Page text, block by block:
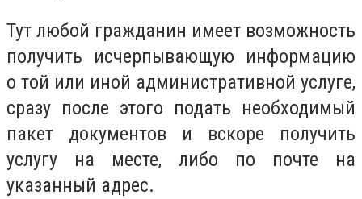
Тут любой гражданин имеет возможность
получить исчерпывающую информацию
о той или иной административной услуге,
сразу после этого подать необходимый
пакет документов и вскоре получить
услугу на месте, либо по почте на
указанный адрес.